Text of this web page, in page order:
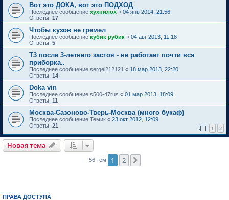
Вот это ДОКА, вот это ПОДХОД
Последнее сообщение хухнилох « 04 янв 2014, 21:56
Ответы: 17
Чтобы кузов не гремел
Последнее сообщение кубик рубик « 04 авг 2013, 11:18
Ответы: 5
Т3 после 3-летнего застоя - не работает почти вся
приборка..
Последнее сообщение sergei212121 « 18 мар 2013, 22:20
Ответы: 14
Doka vin
Последнее сообщение s500-47rus « 01 мар 2013, 18:09
Ответы: 11
Москва-Сазоново-Тверь-Москва (много букаф)
Последнее сообщение Темик « 23 окт 2012, 12:09
Ответы: 21 1 2
Новая тема
56 тем 1 2
ПРАВА ДОСТУПА